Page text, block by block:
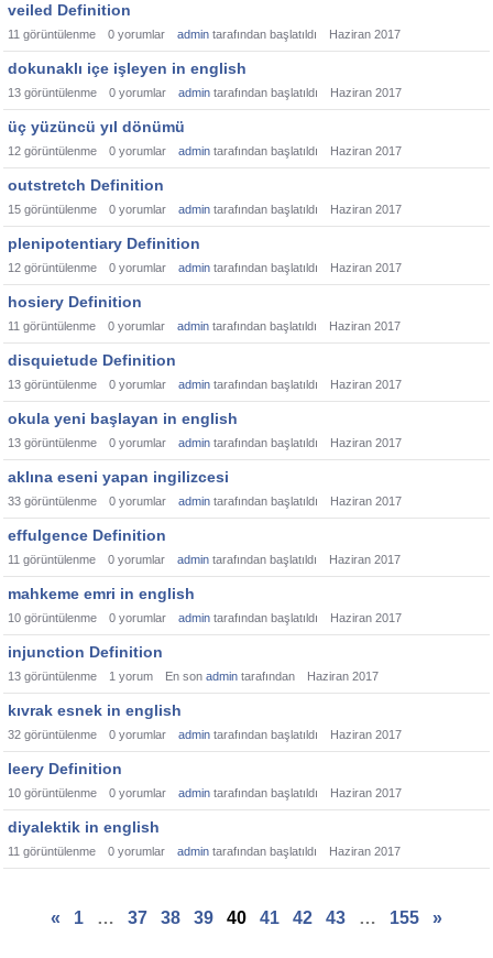
veiled Definition
11 görüntülenme 0 yorumlar admin tarafından başlatıldı Haziran 2017
dokunaklı içe işleyen in english
13 görüntülenme 0 yorumlar admin tarafından başlatıldı Haziran 2017
üç yüzüncü yıl dönümü
12 görüntülenme 0 yorumlar admin tarafından başlatıldı Haziran 2017
outstretch Definition
15 görüntülenme 0 yorumlar admin tarafından başlatıldı Haziran 2017
plenipotentiary Definition
12 görüntülenme 0 yorumlar admin tarafından başlatıldı Haziran 2017
hosiery Definition
11 görüntülenme 0 yorumlar admin tarafından başlatıldı Haziran 2017
disquietude Definition
13 görüntülenme 0 yorumlar admin tarafından başlatıldı Haziran 2017
okula yeni başlayan in english
13 görüntülenme 0 yorumlar admin tarafından başlatıldı Haziran 2017
aklına eseni yapan ingilizcesi
33 görüntülenme 0 yorumlar admin tarafından başlatıldı Haziran 2017
effulgence Definition
11 görüntülenme 0 yorumlar admin tarafından başlatıldı Haziran 2017
mahkeme emri in english
10 görüntülenme 0 yorumlar admin tarafından başlatıldı Haziran 2017
injunction Definition
13 görüntülenme 1 yorum En son admin tarafından Haziran 2017
kıvrak esnek in english
32 görüntülenme 0 yorumlar admin tarafından başlatıldı Haziran 2017
leery Definition
10 görüntülenme 0 yorumlar admin tarafından başlatıldı Haziran 2017
diyalektik in english
11 görüntülenme 0 yorumlar admin tarafından başlatıldı Haziran 2017
« 1 … 37 38 39 40 41 42 43 … 155 »